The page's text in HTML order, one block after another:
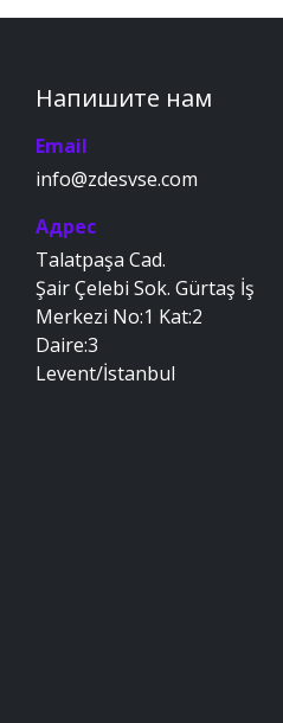
Напишите нам
Email
info@zdesvse.com
Адрес
Talatpaşa Cad.
Şair Çelebi Sok. Gürtaş İş
Merkezi No:1 Kat:2
Daire:3
Levent/İstanbul